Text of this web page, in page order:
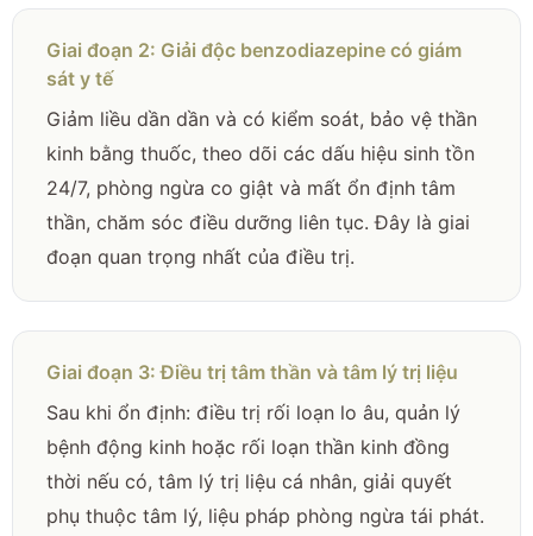
Giai đoạn 2: Giải độc benzodiazepine có giám
sát y tế
Giảm liều dần dần và có kiểm soát, bảo vệ thần
kinh bằng thuốc, theo dõi các dấu hiệu sinh tồn
24/7, phòng ngừa co giật và mất ổn định tâm
thần, chăm sóc điều dưỡng liên tục. Đây là giai
đoạn quan trọng nhất của điều trị.
Giai đoạn 3: Điều trị tâm thần và tâm lý trị liệu
Sau khi ổn định: điều trị rối loạn lo âu, quản lý
bệnh động kinh hoặc rối loạn thần kinh đồng
thời nếu có, tâm lý trị liệu cá nhân, giải quyết
phụ thuộc tâm lý, liệu pháp phòng ngừa tái phát.